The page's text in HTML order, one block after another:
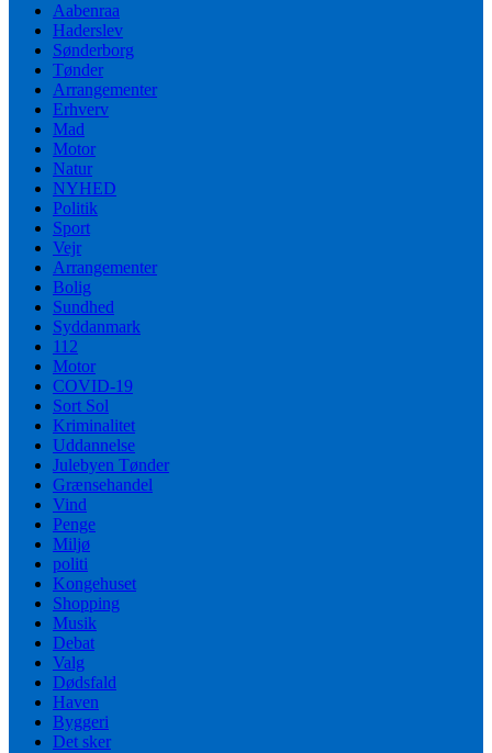
Aabenraa
Haderslev
Sønderborg
Tønder
Arrangementer
Erhverv
Mad
Motor
Natur
NYHED
Politik
Sport
Vejr
Arrangementer
Bolig
Sundhed
Syddanmark
112
Motor
COVID-19
Sort Sol
Kriminalitet
Uddannelse
Julebyen Tønder
Grænsehandel
Vind
Penge
Miljø
politi
Kongehuset
Shopping
Musik
Debat
Valg
Dødsfald
Haven
Byggeri
Det sker